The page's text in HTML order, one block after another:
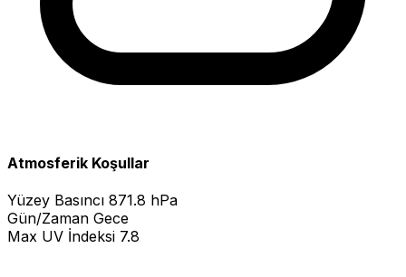
Atmosferik Koşullar
Yüzey Basıncı 871.8 hPa
Gün/Zaman Gece
Max UV İndeksi 7.8